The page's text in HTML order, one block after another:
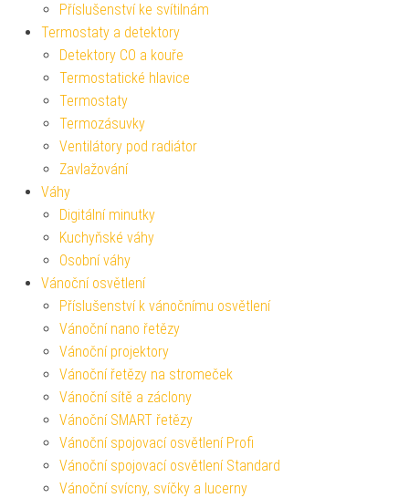
Příslušenství ke svítilnám
Termostaty a detektory
Detektory CO a kouře
Termostatické hlavice
Termostaty
Termozásuvky
Ventilátory pod radiátor
Zavlažování
Váhy
Digitální minutky
Kuchyňské váhy
Osobní váhy
Vánoční osvětlení
Příslušenství k vánočnímu osvětlení
Vánoční nano řetězy
Vánoční projektory
Vánoční řetězy na stromeček
Vánoční sítě a záclony
Vánoční SMART řetězy
Vánoční spojovací osvětlení Profi
Vánoční spojovací osvětlení Standard
Vánoční svícny, svíčky a lucerny